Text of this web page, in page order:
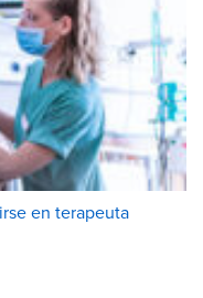
en terapeuta